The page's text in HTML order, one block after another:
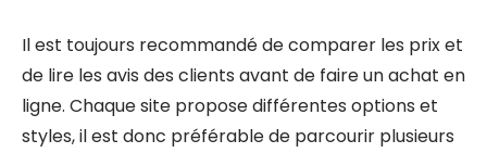
Il est toujours recommandé de comparer les prix et
de lire les avis des clients avant de faire un achat en
ligne. Chaque site propose différentes options et
styles, il est donc préférable de parcourir plusieurs